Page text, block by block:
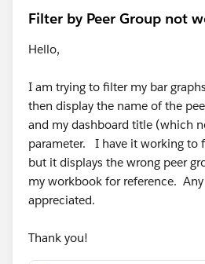
Filter by Peer Group not
Hello,
I am trying to filter my bar
then display the name of the
and my dashboard title (which
parameter. I have it working to
but it displays the wrong peer
my workbook for reference.
appreciated.
Thank you!